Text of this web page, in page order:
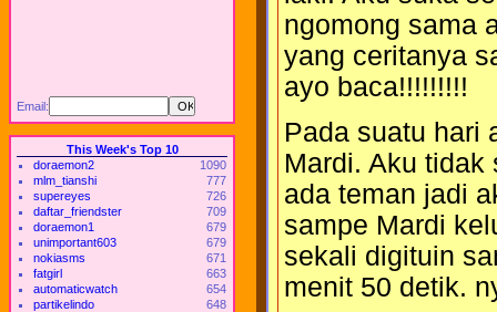
Email:
This Week's Top 10
doraemon2
1090
mlm_tianshi
777
supereyes
726
daftar_friendster
709
doraemon1
679
unimportant603
679
nokiasms
671
fatgirl
663
automaticwatch
654
partikelindo
648
ngomong sama
yang ceritanya
ayo baca!!!!!!!!!
Pada suatu hari
Mardi. Aku tidak
ada teman jadi
sampe Mardi
sekali digituin
menit 50 detik.